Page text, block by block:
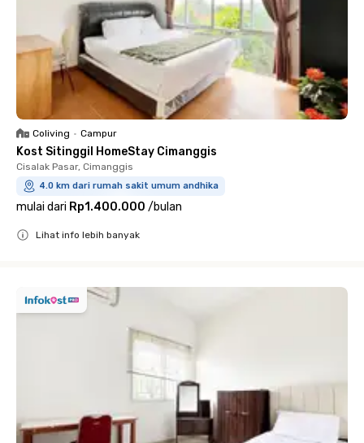
Coliving • Campur
Kost Sitinggil HomeStay Cimanggis
Cisalak Pasar, Cimanggis
4.0 km dari rumah sakit umum andhika
mulai dari Rp1.400.000 /bulan
Lihat info lebih banyak